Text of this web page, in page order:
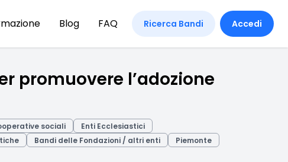
Blog FAQ Ricerca Bandi Accedi
promuovere l’adozione
sociali
Enti Ecclesiastici
Bandi delle Fondazioni / altri enti
Piemonte